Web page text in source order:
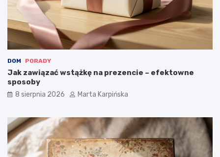
e
j
s
e
r
z
y
k
d
y
DOM PORADY
Jak zawiązać wstążkę na prezencie – efektowne
sposoby
8 sierpnia 2026 Marta Karpińska